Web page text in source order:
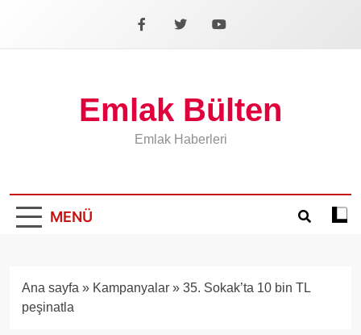
Facebook
X YouTube
Emlak Bülten
Emlak Haberleri
MENÜ
Koyu
Ana sayfa » Kampanyalar » 35. Sokak’ta 10 bin TL
peşinatla